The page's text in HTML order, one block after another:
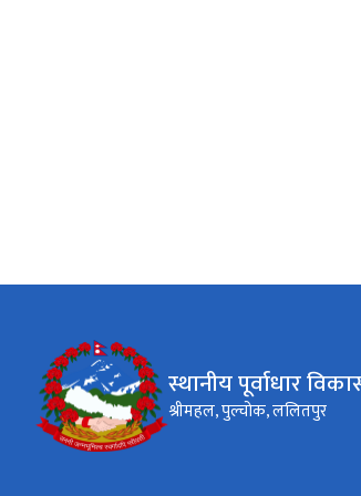
स्थानीय पूर्वाधार
श्रीमहल, पुल्चोक, ललितपुर